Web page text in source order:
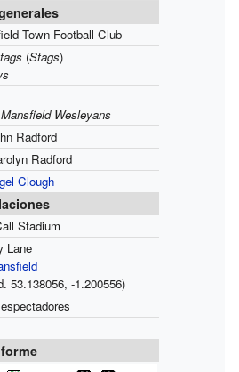
Town Football Club
(Stags)
Mansfield Wesleyans
Radford
Radford
Clough
Stadium
Lane
53.138056, -1.200556)